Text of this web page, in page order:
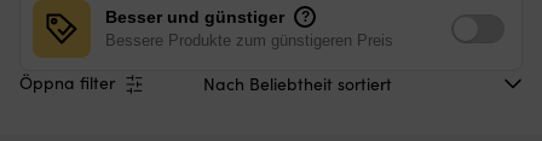
Öppna filter
Besser und günstiger ?
Bessere Produkte zum günstigeren Preis